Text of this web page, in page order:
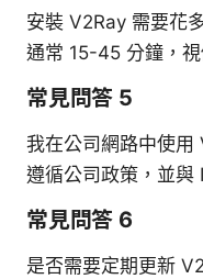
安裝 V2Ray 需要花
通常 15-45 分鐘，視
常見問答 5
我在公司網路中使用
遵循公司政策，並與
常見問答 6
是否需要定期更新